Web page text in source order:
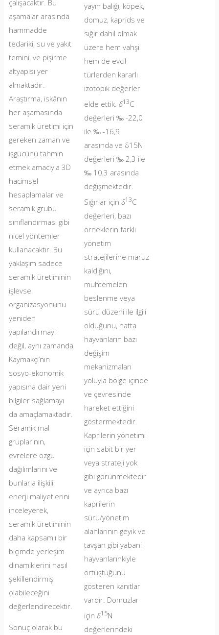
çalışacaktır. Bu
aşamalar arasında
hammadde
tedariki, su ve yakıt
temini, ve pişirme
altyapısı yer
almaktadır.
Araştırma, iskânın
her aşamasında
seramik üretimi için
gereken zaman ve
işgücünü tahmin
etmek amacıyla 3D
hacimsel
hesaplamalar ve
seramik grubu
sınıflandırması gibi
nicel yöntemler
kullanacaktır. Bu
yaklaşım sadece
seramik üretiminin
işlevsel
organizasyonunu
yeniden
yapılandırmayı
değil, aynı zamanda
Kaymakçı’nın
sosyo-ekonomik
yapısına dair yeni
bilgiler sağlamayı
da amaçlamaktadır.
Seramik mal
gruplarının,
evrelere özgü
dağılımlarını ve
bunlarla ilişkili
enerji maliyetlerini
inceleyerek,
seramik üretiminin
daha kapsamlı bir
biçimde yerleşim
dinamiklerini nasıl
şekillendirmiş
olabileceğini
değerlendirecektir.
Sonuç olarak bu
yayın balığı, köpek,
domuz, kaprids ve
sığır dahil olmak
üzere hem vahşi
hem de evcil
türlerden kararlı
izotopik değerler
elde ettik. δ13C
değerleri ‰ -22,0
ile ‰ -16,9
arasında ve δ15N
değerleri ‰ 2,3 ile
‰ 10,3 arasında
değişmektedir.
Sığırlar için δ13C
değerleri, bazı
örneklerin farklı
yönetim
stratejilerine maruz
kaldığını,
muhtemelen
beslenme veya
sürü düzeni ile ilgili
olduğunu, hatta
hayvanların bazı
değişim
mekanizmaları
yoluyla bölge içinde
ve çevresinde
hareket ettiğini
göstermektedir.
Kaprilerin yönetimi
için sabit bir yer
veya strateji yok
gibi görünmektedir
ve ayrıca bazı
kaprilerin
sürü/yönetim
alanlarının geyik ve
tavşan gibi yabani
hayvanlarınkiyle
örtüştüğünü
gösteren kanıtlar
vardır. Domuzlar
için δ15N
değerlerindeki